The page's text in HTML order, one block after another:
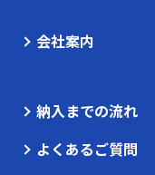
会社案内
納入までの流れ
よくあるご質問